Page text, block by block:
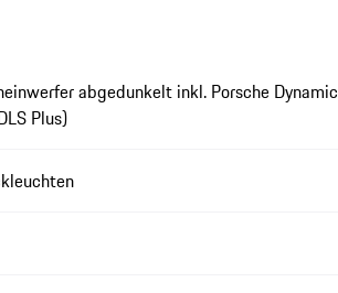
abgedunkelt inkl. Porsche Dynamic
Plus)